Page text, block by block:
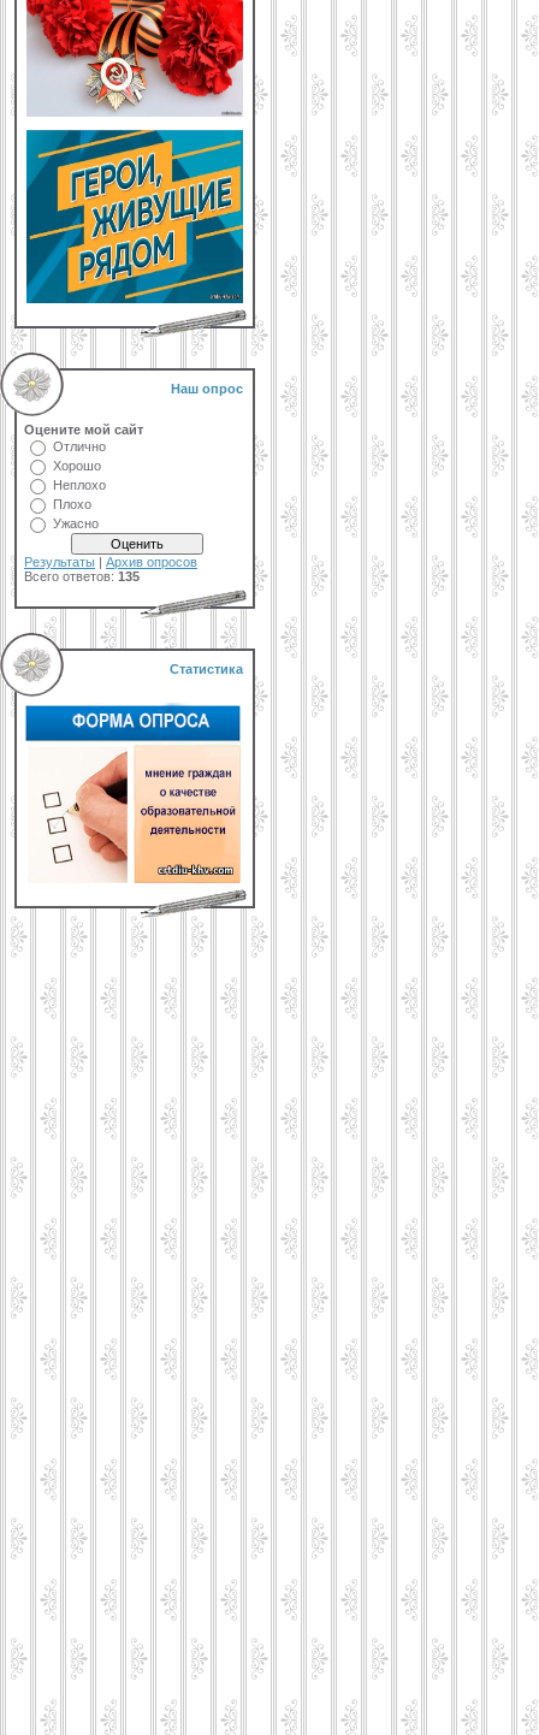
Наш опрос
Оцените мой сайт
Отлично
Хорошо
Неплохо
Плохо
Ужасно
Результаты | Архив опросов
Всего ответов: 135
Статистика